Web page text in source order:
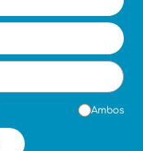
Ambos